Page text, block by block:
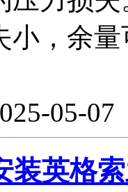
小，余
05-
装英格